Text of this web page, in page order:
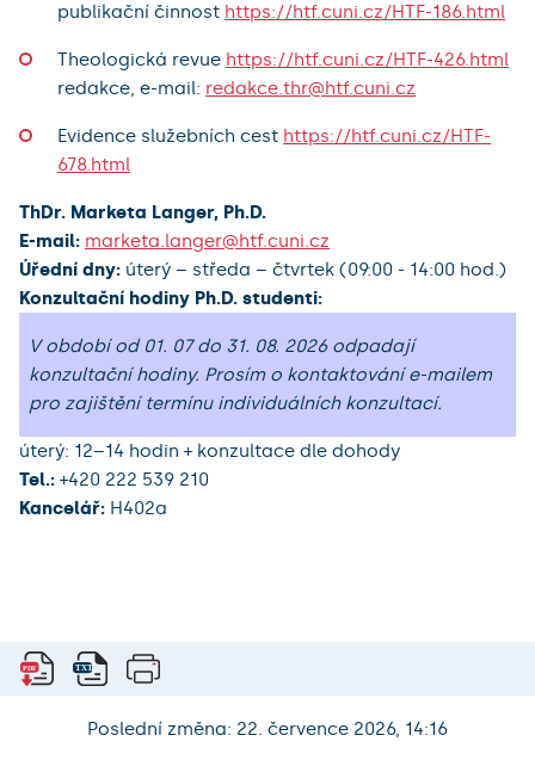
publikační činnost https://htf.cuni.cz/HTF-186.html
Theologická revue https://htf.cuni.cz/HTF-426.html
redakce, e-mail: redakce.thr@htf.cuni.cz
Evidence služebních cest https://htf.cuni.cz/HTF-
678.html
ThDr. Marketa Langer, Ph.D.
E-mail: marketa.langer@htf.cuni.cz
Úřední dny: úterý – středa – čtvrtek (09:00 - 14:00 hod.)
Konzultační hodiny Ph.D. studenti:
V období od 01. 07 do 31. 08. 2026 odpadají
konzultační hodiny. Prosím o kontaktování e-mailem
pro zajištění termínu individuálních konzultací.
úterý: 12–14 hodin + konzultace dle dohody
Tel.: +420 222 539 210
Kancelář: H402a
Poslední změna: 22. července 2026, 14:16